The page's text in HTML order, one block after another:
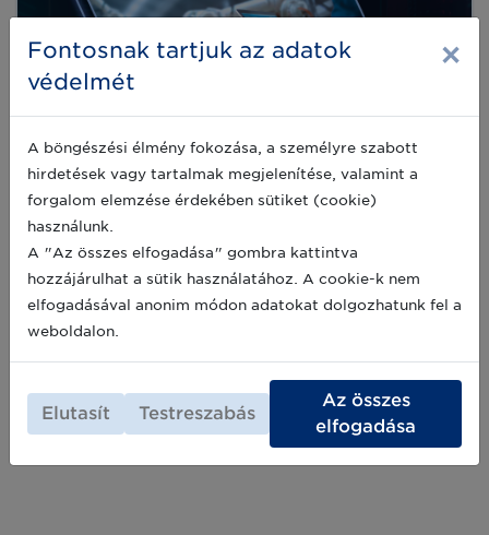
A GS1 BRIDGE 2025 konferencia
programja – Az Én, a Robot szekció
Az üzleti világ folyamatos változásban van, és
azok a vállalkozások, amelyek naprakészen
követik a legújabb technológiai és üzleti
trendeket, komoly versenyelőnyre tehetnek
megoldások megismerésére és a szakmai
párbeszédre is. Március 12-én elmerülünk
ezekben a témákban is az ÉN, A ROBOT
Archív hírek >>
Fontosnak tartjuk az adatok
védelmét
×
A böngészési élmény fokozása, a személyre szabott
hirdetések vagy tartalmak megjelenítése, valamint a
forgalom elemzése érdekében sütiket (cookie)
használunk.
A "Az összes elfogadása" gombra kattintva
hozzájárulhat a sütik használatához. A cookie-k nem
elfogadásával anonim módon adatokat dolgozhatunk fel a
weboldalon.
Elutasít Testreszabás
Az összes
elfogadása